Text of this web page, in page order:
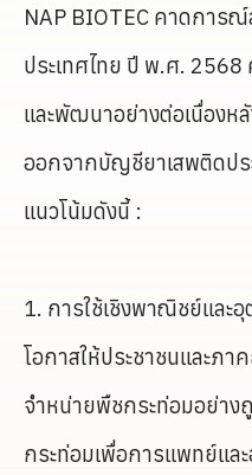
NAP BIOTEC คาดการ
ประเทศไทย ปี พ.ศ. 2568
และพัฒนาอย่างต่อเนื่อง
ออกจากบัญชียาเสพติดปร
แนวโน้มดังนี้ :
1. การใช้เชิงพาณิชย์และ
โอกาสให้ประชาชนและภ
จำหน่ายพืชกระท่อมอย่าง
กระท่อมเพื่อการแพทย์แล